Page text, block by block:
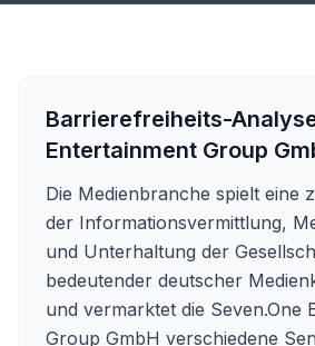
Barrierefreiheits-
Entertainment Group
Die Medienbranche spielt eine
der Informationsvermittlung,
und Unterhaltung der
bedeutender deutscher
und vermarktet die Seven.One
Group GmbH verschiedene